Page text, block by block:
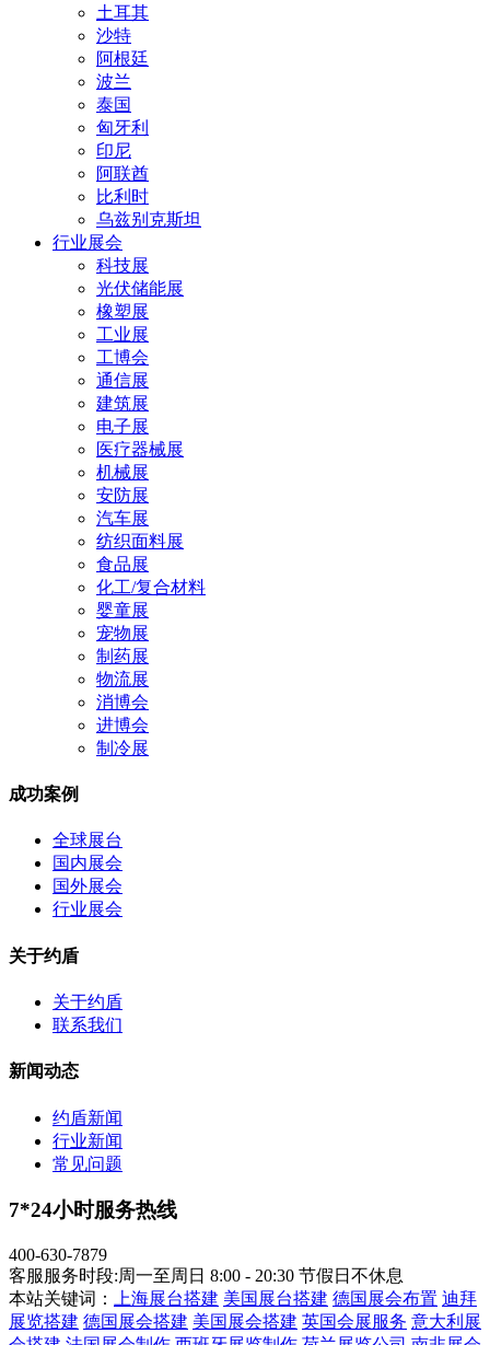
土耳其
沙特
阿根廷
波兰
泰国
匈牙利
印尼
阿联酋
比利时
乌兹别克斯坦
行业展会
科技展
光伏储能展
橡塑展
工业展
工博会
通信展
建筑展
电子展
医疗器械展
机械展
安防展
汽车展
纺织面料展
食品展
化工/复合材料
婴童展
宠物展
制药展
物流展
消博会
进博会
制冷展
成功案例
全球展台
国内展会
国外展会
行业展会
关于约盾
关于约盾
联系我们
新闻动态
约盾新闻
行业新闻
常见问题
7*24小时服务热线
400-630-7879
客服服务时段:周一至周日 8:00 - 20:30 节假日不休息
本站关键词：
上海展台搭建 美国展台搭建 德国展会布置 迪拜
展览搭建 德国展会搭建 美国展会搭建 英国会展服务 意大利展